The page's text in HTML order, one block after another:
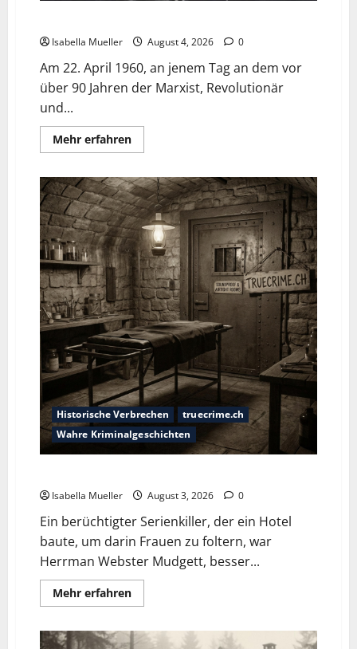
Isabella Mueller August 4, 2026 0
Am 22. April 1960, an jenem Tag an dem vor
über 90 Jahren der Marxist, Revolutionär
und...
Mehr erfahren
Historische Verbrechen
truecrime.ch
Wahre Kriminalgeschichten
Isabella Mueller August 3, 2026 0
Ein berüchtigter Serienkiller, der ein Hotel
baute, um darin Frauen zu foltern, war
Herrman Webster Mudgett, besser...
Mehr erfahren